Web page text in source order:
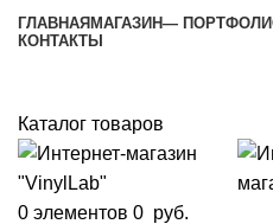
ГЛАВНАЯ МАГАЗИН—
КОНТАКТЫ
Каталог товаров
0 элементов 0 руб.